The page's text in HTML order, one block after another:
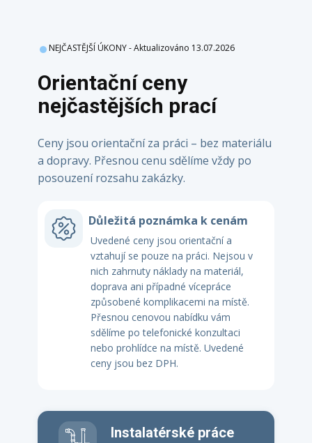
NEJČASTĚJŠÍ ÚKONY - Aktualizováno 13.07.2026
Orientační ceny
nejčastějších prací
Ceny jsou orientační za práci – bez materiálu
a dopravy. Přesnou cenu sdělíme vždy po
posouzení rozsahu zakázky.
Důležitá poznámka k cenám
Uvedené ceny jsou orientační a
vztahují se pouze na práci. Nejsou v
nich zahrnuty náklady na materiál,
doprava ani případné vícepráce
způsobené komplikacemi na místě.
Přesnou cenovou nabídku vám
sdělíme po telefonické konzultaci
nebo prohlídce na místě. Uvedené
ceny jsou bez DPH.
Instalatérské práce